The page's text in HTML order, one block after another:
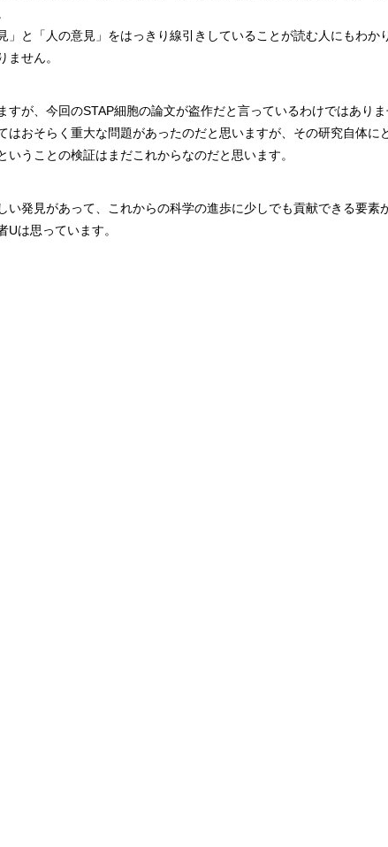
」と「人の意見」をはっきり線引きしていることが読む人にもわか
ません。
すが、今回のSTAP細胞の論文が盗作だと言っているわけではあり
はおそらく重大な問題があったのだと思いますが、その研究自体に
いうことの検証はまだこれからなのだと思います。
い発見があって、これからの科学の進歩に少しでも貢献できる要素
Uは思っています。